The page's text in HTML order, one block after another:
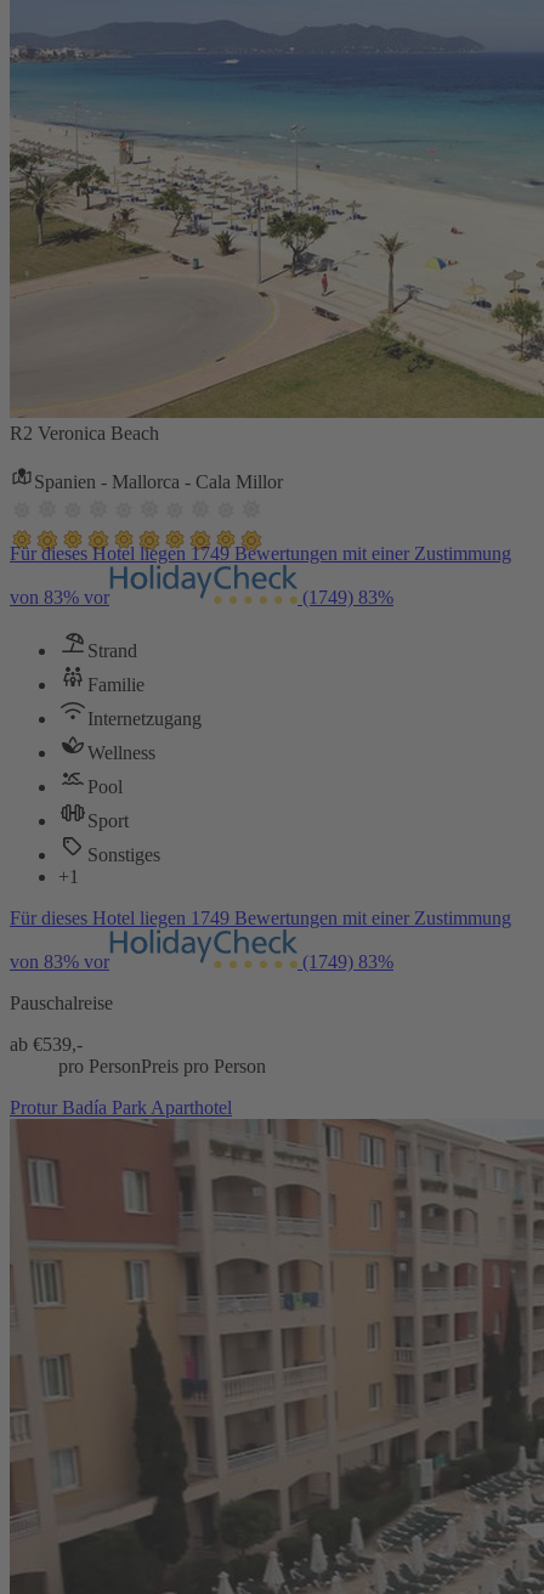
R2 Veronica Beach
Spanien - Mallorca - Cala Millor
Für dieses Hotel liegen 1749 Bewertungen mit einer Zustimmung
von 83% vor (1749) 83%
Strand
Familie
Internetzugang
Wellness
Pool
Sport
Sonstiges
+1
Für dieses Hotel liegen 1749 Bewertungen mit einer Zustimmung
von 83% vor (1749) 83%
Pauschalreise
ab €539,-
pro PersonPreis pro Person
Protur Badía Park Aparthotel